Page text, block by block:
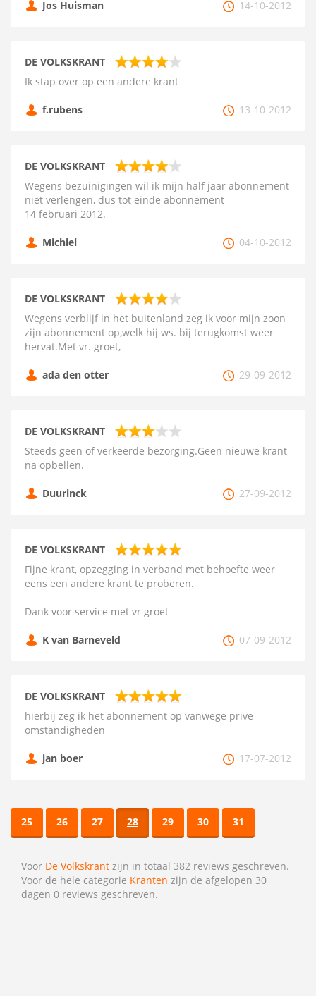
Jos Huisman 14-10-2012
DE VOLKSKRANT
Ik stap over op een andere krant
f.rubens 13-10-2012
DE VOLKSKRANT
Wegens bezuinigingen wil ik mijn half jaar abonnement
niet verlengen, dus tot einde abonnement
14 februari 2012.
Michiel 04-10-2012
DE VOLKSKRANT
Wegens verblijf in het buitenland zeg ik voor mijn zoon
zijn abonnement op,welk hij ws. bij terugkomst weer
hervat.Met vr. groet,
ada den otter 29-09-2012
DE VOLKSKRANT
Steeds geen of verkeerde bezorging.Geen nieuwe krant
na opbellen.
Duurinck 27-09-2012
DE VOLKSKRANT
Fijne krant, opzegging in verband met behoefte weer
eens een andere krant te proberen.
Dank voor service met vr groet
K van Barneveld 07-09-2012
DE VOLKSKRANT
hierbij zeg ik het abonnement op vanwege prive
omstandigheden
jan boer 17-07-2012
25 26 27 28 29 30 31
Voor De Volkskrant zijn in totaal 382 reviews geschreven.
Voor de hele categorie Kranten zijn de afgelopen 30
dagen 0 reviews geschreven.